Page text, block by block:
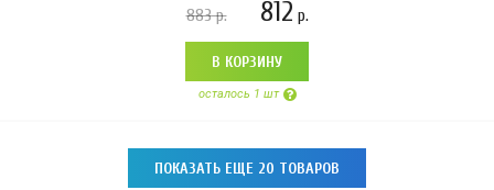
883р. 812 р.
В КОРЗИНУ
осталось 1 шт
ПОКАЗАТЬ ЕЩЕ 20 ТОВАРОВ